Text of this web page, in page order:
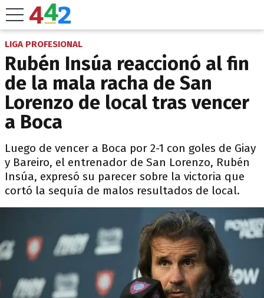
LIGA PROFESIONAL
Rubén Insúa reaccionó al fin
de la mala racha de San
Lorenzo de local tras vencer
a Boca
Luego de vencer a Boca por 2-1 con goles de Giay
y Bareiro, el entrenador de San Lorenzo, Rubén
Insúa, expresó su parecer sobre la victoria que
cortó la sequía de malos resultados de local.